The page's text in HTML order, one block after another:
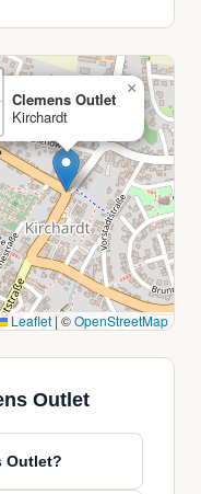
Clemens Outlet
Kirchardt
×
Leaflet|©OpenStreetMap
Outlet
Outlet?